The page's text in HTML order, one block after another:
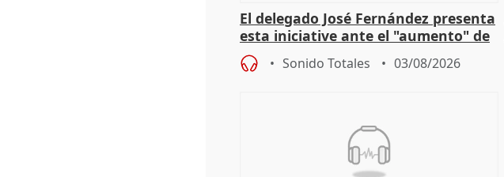
El delegado José Fernández presenta
esta iniciative ante el "aumento" de
personas sin hogar en Madri
Sonido Totales 03/08/2026